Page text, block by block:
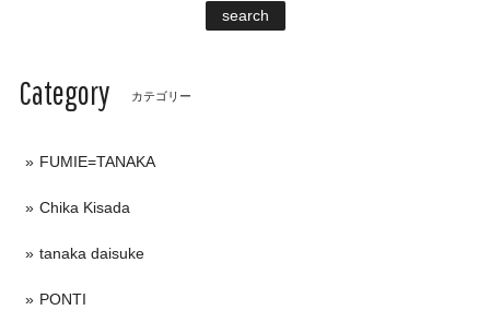
search
Category カテゴリー
FUMIE=TANAKA
Chika Kisada
tanaka daisuke
PONTI